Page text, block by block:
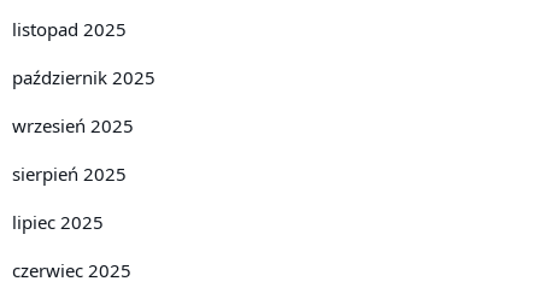
listopad 2025
październik 2025
wrzesień 2025
sierpień 2025
lipiec 2025
czerwiec 2025